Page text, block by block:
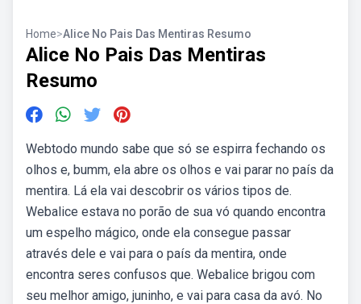
Home>Alice No Pais Das Mentiras Resumo
Alice No Pais Das Mentiras
Resumo
Webtodo mundo sabe que só se espirra fechando os
olhos e, bumm, ela abre os olhos e vai parar no país da
mentira. Lá ela vai descobrir os vários tipos de.
Webalice estava no porão de sua vó quando encontra
um espelho mágico, onde ela consegue passar
através dele e vai para o país da mentira, onde
encontra seres confusos que. Webalice brigou com
seu melhor amigo, juninho, e vai para casa da avó. No